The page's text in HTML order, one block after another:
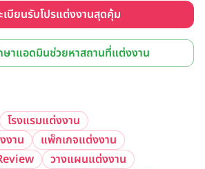
เบียนรับโปรแต่งงานสุดคุ้ม
าแอดมินช่วยหาสถานที่แต่งงาน
โรงแรมแต่งงาน
งาน
แพ็กเกจแต่งงาน
วางแผนแต่งงาน